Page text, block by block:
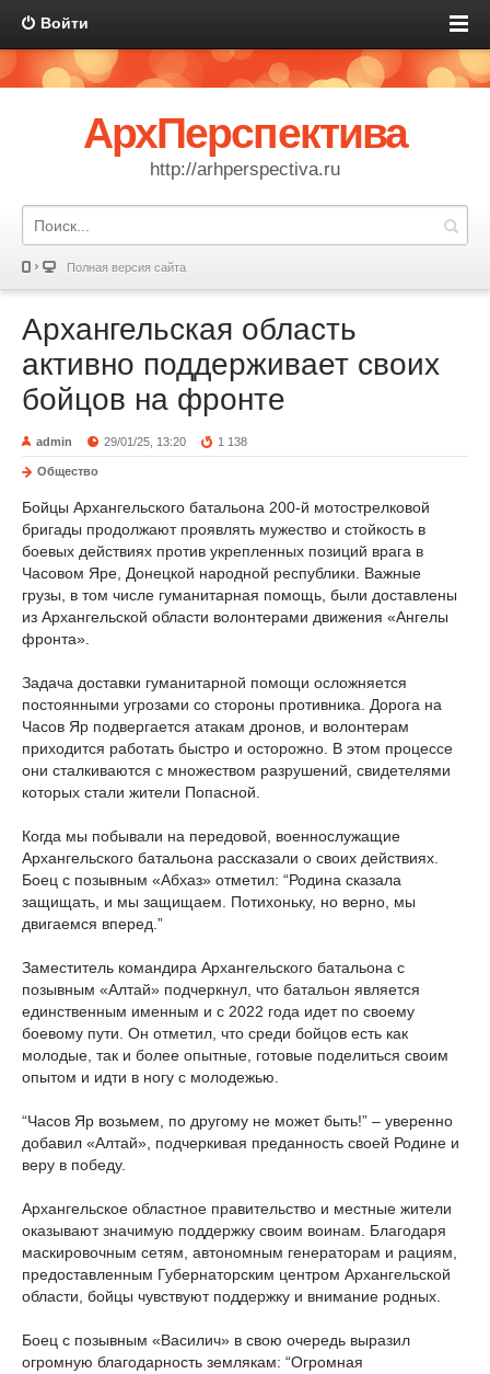
Войти
АрхПерспектива
http://arhperspectiva.ru
Полная версия сайта
Архангельская область
активно поддерживает своих
бойцов на фронте
admin 29/01/25, 13:20 1 138
Общество
Бойцы Архангельского батальона 200-й мотострелковой
бригады продолжают проявлять мужество и стойкость в
боевых действиях против укрепленных позиций врага в
Часовом Яре, Донецкой народной республики. Важные
грузы, в том числе гуманитарная помощь, были доставлены
из Архангельской области волонтерами движения «Ангелы
фронта».
Задача доставки гуманитарной помощи осложняется
постоянными угрозами со стороны противника. Дорога на
Часов Яр подвергается атакам дронов, и волонтерам
приходится работать быстро и осторожно. В этом процессе
они сталкиваются с множеством разрушений, свидетелями
которых стали жители Попасной.
Когда мы побывали на передовой, военнослужащие
Архангельского батальона рассказали о своих действиях.
Боец с позывным «Абхаз» отметил: “Родина сказала
защищать, и мы защищаем. Потихоньку, но верно, мы
двигаемся вперед.”
Заместитель командира Архангельского батальона с
позывным «Алтай» подчеркнул, что батальон является
единственным именным и с 2022 года идет по своему
боевому пути. Он отметил, что среди бойцов есть как
молодые, так и более опытные, готовые поделиться своим
опытом и идти в ногу с молодежью.
“Часов Яр возьмем, по другому не может быть!” – уверенно
добавил «Алтай», подчеркивая преданность своей Родине и
веру в победу.
Архангельское областное правительство и местные жители
оказывают значимую поддержку своим воинам. Благодаря
маскировочным сетям, автономным генераторам и рациям,
предоставленным Губернаторским центром Архангельской
области, бойцы чувствуют поддержку и внимание родных.
Боец с позывным «Василич» в свою очередь выразил
огромную благодарность землякам: “Огромная